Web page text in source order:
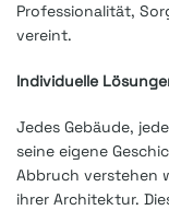
Professionalität,
vereint.
Individuelle
Jedes Gebäude,
seine eigene
Abbruch verstehen
ihrer Architektur.